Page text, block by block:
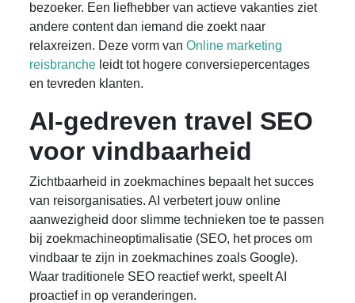
bezoeker. Een liefhebber van actieve vakanties ziet
andere content dan iemand die zoekt naar
relaxreizen. Deze vorm vanOnline marketing
reisbranche leidt tot hogere conversiepercentages
en tevreden klanten.
AI-gedreven travel SEO
voor vindbaarheid
Zichtbaarheid in zoekmachines bepaalt het succes
van reisorganisaties. AI verbetert jouw online
aanwezigheid door slimme technieken toe te passen
bij zoekmachineoptimalisatie (SEO, het proces om
vindbaar te zijn in zoekmachines zoals Google).
Waar traditionele SEO reactief werkt, speelt AI
proactief in op veranderingen.